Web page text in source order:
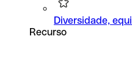
Diversidade,
Recurso